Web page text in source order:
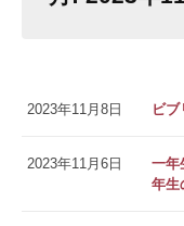
2023年11月8日 ビ
2023年11月6日
一年
年生